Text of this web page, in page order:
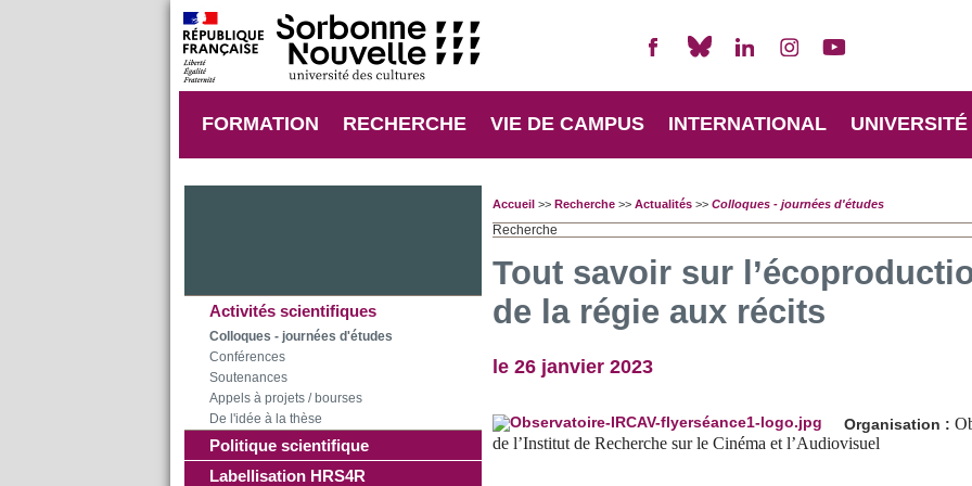
FORMATION RECHERCHE VIE DE CAMPUS INTERNATIONAL UNIVERSITÉ
Activités scientifiques
Colloques - journées d'études
Conférences
Soutenances
Appels à projets / bourses
De l'idée à la thèse
Politique scientifique
Labellisation HRS4R
Accueil>> Recherche>> Actualités>> Colloques - journées d'études
Recherche
Tout savoir sur
de la régie aux récits
le 26 janvier 2023
Organisation :
de l’Institut de Recherche sur le Cinéma et l’Audiovisuel